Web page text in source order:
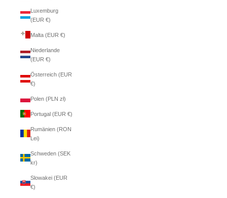
Luxemburg
(EUR €)
Malta (EUR €)
Niederlande
(EUR €)
Österreich (EUR
€)
Polen (PLN zł)
Portugal (EUR €)
Rumänien (RON
Lei)
Schweden (SEK
kr)
Slowakei (EUR
€)